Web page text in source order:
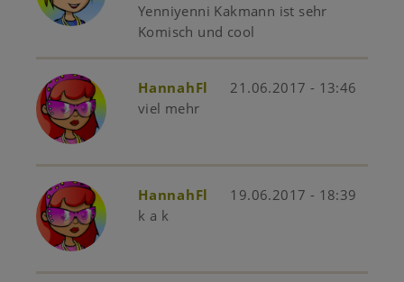
Yenniyenni Kakmann ist sehr
Komisch und cool
HannahFl
21.06.2017 - 13:46
viel mehr
HannahFl
19.06.2017 - 18:39
k a k